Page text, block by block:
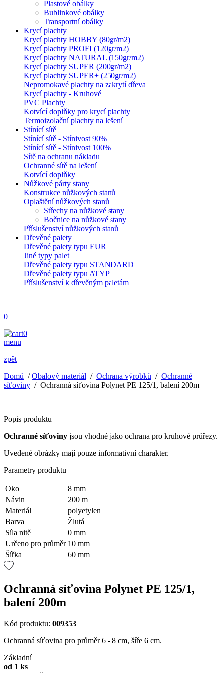
Plastové obálky
Bublinkové obálky
Transportní obálky
Krycí plachty
Krycí plachty HOBBY (80gr/m2)
Krycí plachty PROFI (120gr/m2)
Krycí plachty NATURAL (150gr/m2)
Krycí plachty SUPER (200gr/m2)
Krycí plachty SUPER+ (250gr/m2)
Nepromokavé plachty na zakrytí dřeva
Krycí plachty - Kruhové
PVC Plachty
Kotvící doplňky pro krycí plachty
Termoizolační plachty na lešení
Stínící sítě
Stínící sítě - Stínivost 90%
Stínící sítě - Stínivost 100%
Sítě na ochranu nákladu
Ochranné sítě na lešení
Kotvící doplňky
Nůžkové párty stany
Konstrukce nůžkových stanů
Oplaštění nůžkových stanů
Střechy na nůžkové stany
Bočnice na nůžkové stany
Příslušenství nůžkových stanů
Dřevěné palety
Dřevěné palety typu EUR
Jiné typy palet
Dřevěné palety typu STANDARD
Dřevěné palety typu ATYP
Příslušenství k dřevěným paletám
0
0
menu
zpět
Domů /Obalový materiál / Ochrana výrobků / Ochranné
síťoviny / Ochranná síťovina Polynet PE 125/1, balení 200m
Popis produktu
Ochranné síťoviny jsou vhodné jako ochrana pro kruhové průřezy.
Uvedené obrázky mají pouze informativní charakter.
Parametry produktu
Oko
8 mm
Návin
200 m
Materiál
polyetylen
Barva
Žlutá
Síla nitě
0 mm
Určeno pro průměr 10 mm
Šířka
60 mm
Ochranná síťovina Polynet PE 125/1,
balení 200m
Kód produktu: 009353
Ochranná síťovina pro průměr 6 - 8 cm, šíře 6 cm.
Základní
od 1 ks